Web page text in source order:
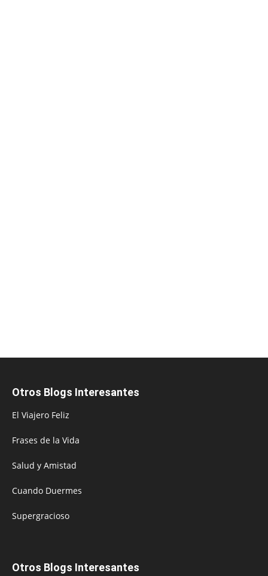
Otros Blogs Interesantes
El Viajero Feliz
Frases de la Vida
Salud y Amistad
Cuando Duermes
Supergracioso
Otros Blogs Interesantes